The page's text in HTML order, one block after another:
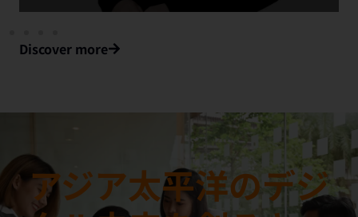
Discover more
アジア太平洋のデジ